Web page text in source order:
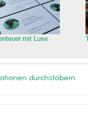
mit Luxe
durchstöbern